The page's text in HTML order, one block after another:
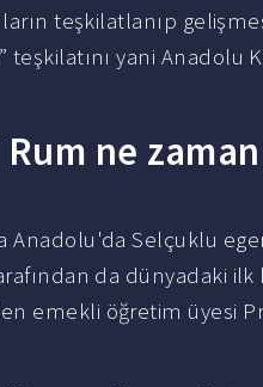
teşkilatlanıp
” teşkilatını yani Anadolu
Rum ne
Anadolu'da Selçuklu
da dünyadaki
emekli öğretim üyesi